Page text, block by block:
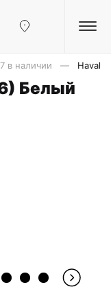
в наличии Haval
Белый